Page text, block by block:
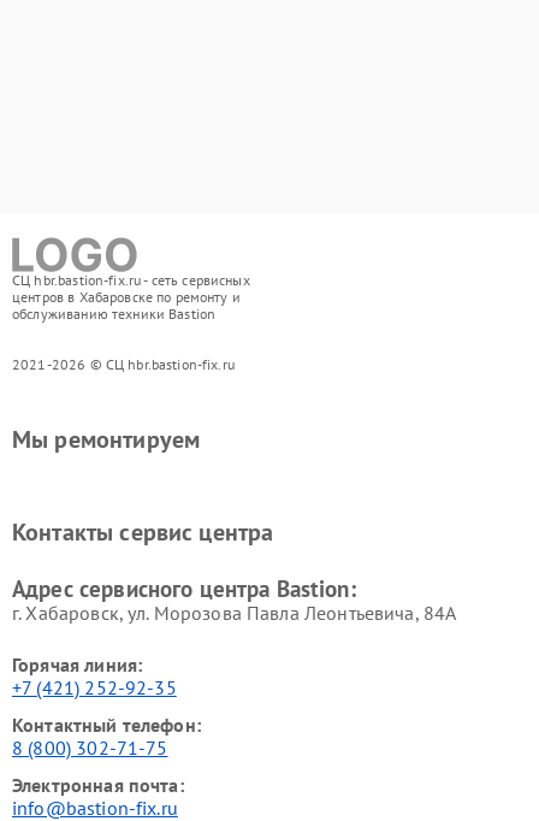
СЦ hbr.bastion-fix.ru - сеть сервисных
центров в Хабаровске по ремонту и
обслуживанию техники Bastion
2021-2026 © СЦ hbr.bastion-fix.ru
Мы ремонтируем
Контакты сервис центра
Адрес сервисного центра Bastion:
г. Хабаровск, ул. Морозова Павла Леонтьевича, 84А
Горячая линия:
+7 (421) 252-92-35
Контактный телефон:
8 (800) 302-71-75
Электронная почта:
info@bastion-fix.ru